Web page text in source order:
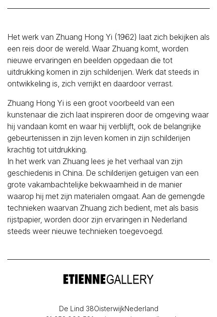
Het werk van Zhuang Hong Yi (1962) laat zich bekijken als
een reis door de wereld. Waar Zhuang komt, worden
nieuwe ervaringen en beelden opgedaan die tot
uitdrukking komen in zijn schilderijen. Werk dat steeds in
ontwikkeling is, zich verrijkt en daardoor verrast.
Zhuang Hong Yi is een groot voorbeeld van een
kunstenaar die zich laat inspireren door de omgeving waar
hij vandaan komt en waar hij verblijft, ook de belangrijke
gebeurtenissen in zijn leven komen in zijn schilderijen
krachtig tot uitdrukking.
In het werk van Zhuang lees je het verhaal van zijn
geschiedenis in China. De schilderijen getuigen van een
grote vakambachtelijke bekwaamheid in de manier
waarop hij met zijn materialen omgaat. Aan de gemengde
technieken waarvan Zhuang zich bedient, met als basis
rijstpapier, worden door zijn ervaringen in Nederland
steeds weer nieuwe technieken toegevoegd.
De Lind 38OisterwijkNederland